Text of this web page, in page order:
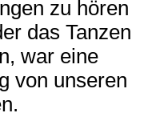
zu hören
das Tanzen
war eine
von unseren